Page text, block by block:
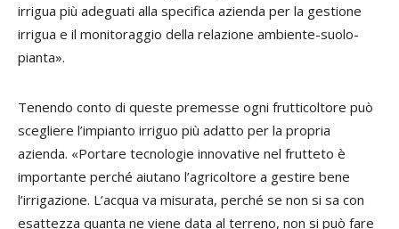
irrigua più adeguati alla specifica azienda per la gestione
irrigua e il monitoraggio della relazione ambiente-suolo-
pianta».
Tenendo conto di queste premesse ogni frutticoltore può
scegliere l’impianto irriguo più adatto per la propria
azienda. «Portare tecnologie innovative nel frutteto è
importante perché aiutano l’agricoltore a gestire bene
l’irrigazione. L’acqua va misurata, perché se non si sa con
esattezza quanta ne viene data al terreno, non si può fare